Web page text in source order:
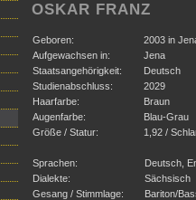
OSKAR FRANZ
Geboren:
2003 in
Aufgewachsen in:
Jena
Staatsangehörigkeit:
Deutsch
Studienabschluss:
2029
Haarfarbe:
Braun
Augenfarbe:
Blau-Grau
Größe / Statur:
1,92 /
Sprachen:
Deutsch,
Dialekte:
Sächsisch
Gesang / Stimmlage:
Bariton/